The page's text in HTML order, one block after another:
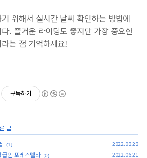
위해서 실시간 날씨 확인하는 방법에
. 즐거운 라이딩도 좋지만 가장 중요한
는 점 기억하세요!
구독하기
글
(1) 2022.08.28
인 포레스텔라 (0) 2022.06.21